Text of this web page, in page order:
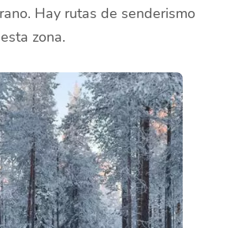
Hay rutas de senderismo
zona.